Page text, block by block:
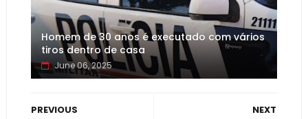
Homem de 30 anos é executado com vários
tiros dentro de casa
June 06, 2025
NEXT
PREVIOUS